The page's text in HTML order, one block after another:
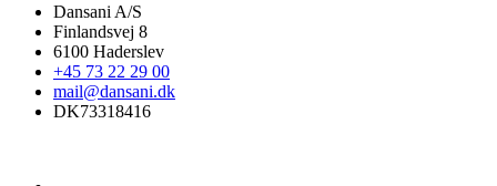
Dansani A/S
Finlandsvej 8
6100 Haderslev
+45 73 22 29 00
mail@dansani.dk
DK73318416